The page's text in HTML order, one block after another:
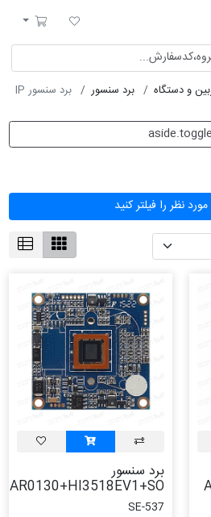
لیست مورد علاقه
سبد خرید
و دستگاه برد سنسور برد سنسور IP
aside.toggle
نظر را فیلتر کنید
برد سنسور
AR0130+HI3518EV1+SO
SE-537